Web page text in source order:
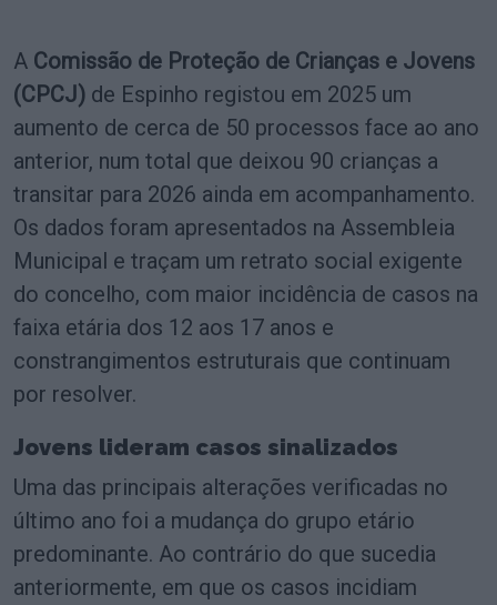
A Comissão de Proteção de Crianças e Jovens
(CPCJ) de Espinho registou em 2025 um
aumento de cerca de 50 processos face ao ano
anterior, num total que deixou 90 crianças a
transitar para 2026 ainda em acompanhamento.
Os dados foram apresentados na Assembleia
Municipal e traçam um retrato social exigente
do concelho, com maior incidência de casos na
faixa etária dos 12 aos 17 anos e
constrangimentos estruturais que continuam
por resolver.
Jovens lideram casos sinalizados
Uma das principais alterações verificadas no
último ano foi a mudança do grupo etário
predominante. Ao contrário do que sucedia
anteriormente, em que os casos incidiam